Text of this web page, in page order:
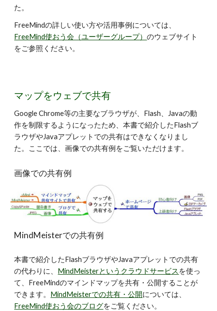
た。
FreeMindの詳しい使い方や活用事例については、
FreeMind使おう会（ユーザーグループ）のウェブサイト
をご参照ください。
マップをウェブで共有
Google Chrome等の主要なブラウザが、Flash、Javaの動
作を制限するようになったため、本書で紹介したFlashブ
ラウザやJavaアプレットでの共有はできなくなりまし
た。ここでは、画像での共有例をご覧いただけます。
画像での共有例
MindMeisterでの共有例
本書で紹介したFlashブラウザやJavaアプレットでの共有
の代わりに、 MindMeisterというクラウドサービス を使っ
て、FreeMindのマインドマップを共有・公開することが
できます。 MindMeisterでの共有・公開については、
FreeMind使おう会のブログをご覧ください。